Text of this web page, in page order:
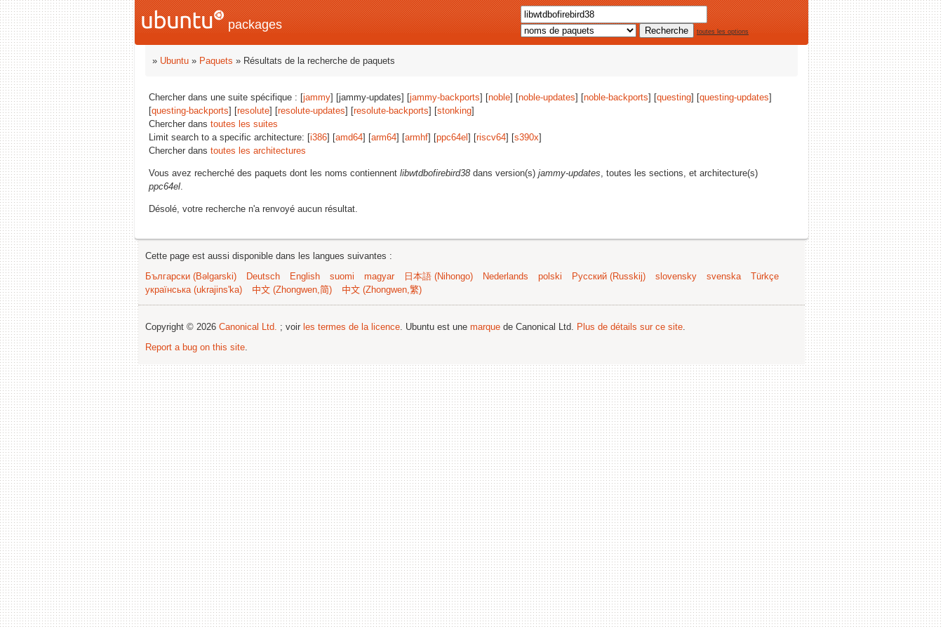
packages toutes les options
» Ubuntu » Paquets » Résultats de la recherche de paquets
Chercher dans une suite spécifique : [jammy] [jammy-updates] [jammy-backports] [noble] [noble-updates] [noble-backports] [questing] [questing-updates]
[questing-backports] [resolute] [resolute-updates] [resolute-backports] [stonking]
Chercher dans toutes les suites
Limit search to a specific architecture: [i386] [amd64] [arm64] [armhf] [ppc64el ] [riscv64] [s390x]
Chercher dans toutes les architectures
Vous avez recherché des paquets dont les noms contiennent libwtdbofirebird38 dans version(s) jammy-updates, toutes les sections, et architecture(s)
ppc64el.
Désolé, votre recherche n'a renvoyé aucun résultat.
Cette page est aussi disponible dans les langues suivantes :
Български (Bəlgarski)
Deutsch English suomi magyar 日本語 (Nihongo) Nederlands polski Русский (Russkij) slovensky svenska
Türkçe
українська (ukrajins'ka)
中文 (Zhongwen,简) 中文 (Zhongwen,繁)
Copyright © 2026 Canonical Ltd. ; voir les termes de la licence. Ubuntu est une marque de Canonical Ltd. Plus de détails sur ce site.
Report a bug on this site.